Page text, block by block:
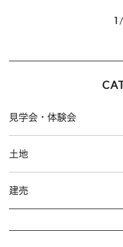
見学会・体験会
土地
建売